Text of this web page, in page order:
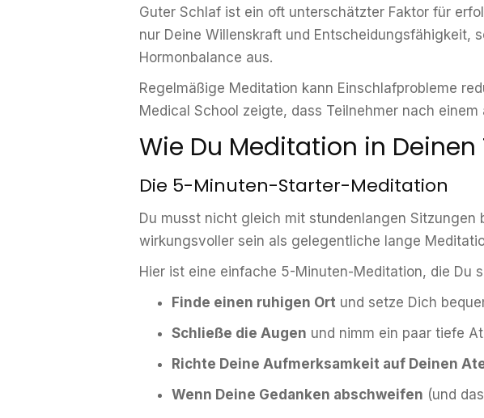
Guter Schlaf ist ein oft unterschätzter Faktor für
nur Deine Willenskraft und Entscheidungsfähigkeit,
Hormonbalance aus.
Regelmäßige Meditation kann Einschlafprobleme
Medical School zeigte, dass Teilnehmer nach
Wie Du Meditation in
Die 5-Minuten-Starter-Meditation
Du musst nicht gleich mit stundenlangen Sitzungen
wirkungsvoller sein als gelegentliche lange
Hier ist eine einfache 5-Minuten-Meditation, die Du
Finde einen ruhigen Ort und setze Dich
Schließe die Augen und nimm ein paar tiefe
Richte Deine Aufmerksamkeit auf Deinen
Wenn Deine Gedanken abschweifen (und